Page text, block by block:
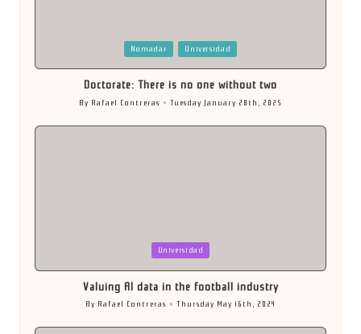
Nomadar Universidad
Doctorate: There is no one without two
Posted
by
By Rafael Contreras Tuesday January 28th, 2025
Universidad
Valuing AI data in the football industry
Posted
by
By Rafael Contreras Thursday May 16th, 2024